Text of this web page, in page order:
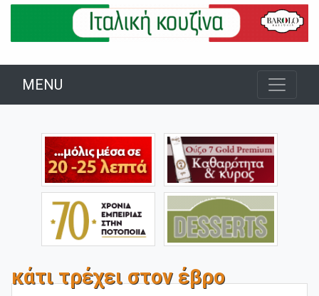
MENU
κάτι τρέχει στον έβρο